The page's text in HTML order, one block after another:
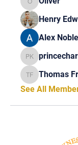
Oliver
Henry
Alex
princecharles
Thomas Frank
Thomas
See All